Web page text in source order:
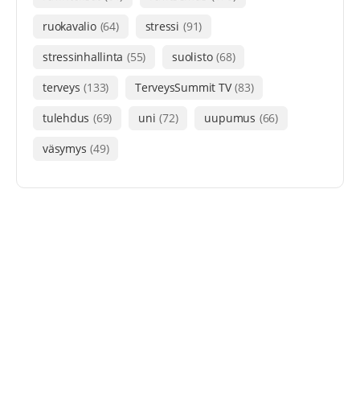
ruokavalio (64) stressi (91)
stressinhallinta (55) suolisto (68)
terveys (133) TerveysSummit TV (83)
tulehdus (69) uni (72) uupumus (66)
väsymys (49)